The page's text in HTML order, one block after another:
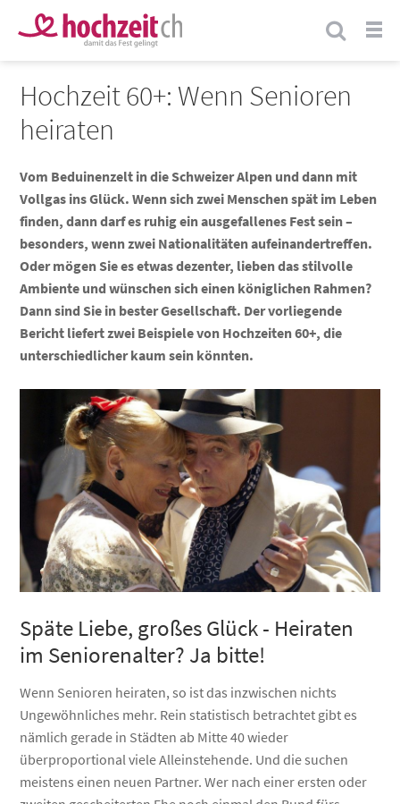
Hochzeit 60+: Wenn Senioren
heiraten
Vom Beduinenzelt in die Schweizer Alpen und dann mit
Vollgas ins Glück. Wenn sich zwei Menschen spät im Leben
finden, dann darf es ruhig ein ausgefallenes Fest sein –
besonders, wenn zwei Nationalitäten aufeinandertreffen.
Oder mögen Sie es etwas dezenter, lieben das stilvolle
Ambiente und wünschen sich einen königlichen Rahmen?
Dann sind Sie in bester Gesellschaft. Der vorliegende
Bericht liefert zwei Beispiele von Hochzeiten 60+, die
unterschiedlicher kaum sein könnten.
Späte Liebe, großes Glück - Heiraten
im Seniorenalter? Ja bitte!
Wenn Senioren heiraten, so ist das inzwischen nichts
Ungewöhnliches mehr. Rein statistisch betrachtet gibt es
nämlich gerade in Städten ab Mitte 40 wieder
überproportional viele Alleinstehende. Und die suchen
meistens einen neuen Partner. Wer nach einer ersten oder